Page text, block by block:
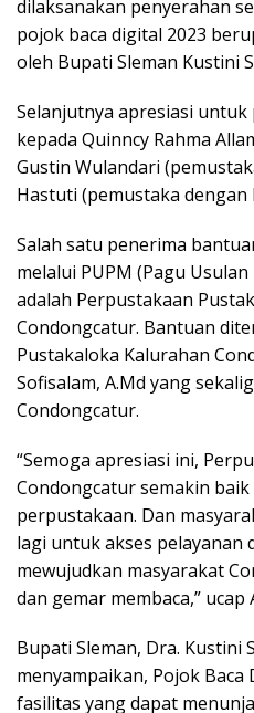
dilaksanakan penyerahan
pojok baca digital 2023
oleh Bupati Sleman Kustini
Selanjutnya apresiasi
kepada Quinncy Rahma
Gustin Wulandari
Hastuti (pemustaka
Salah satu penerima
melalui PUPM (Pagu
adalah Perpustakaan
Condongcatur. Bantuan
Pustakaloka Kalurahan
Sofisalam, A.Md yang
Condongcatur.
“Semoga apresiasi ini,
Condongcatur semakin
perpustakaan. Dan
lagi untuk akses pelayanan
mewujudkan masyarakat
dan gemar membaca,”
Bupati Sleman, Dra. Kustini
menyampaikan, Pojok
fasilitas yang dapat